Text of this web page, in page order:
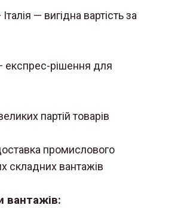
— вигідна вартість за
експрес-рішення для
партій товарів
промислового
складних вантажів
вантажів: